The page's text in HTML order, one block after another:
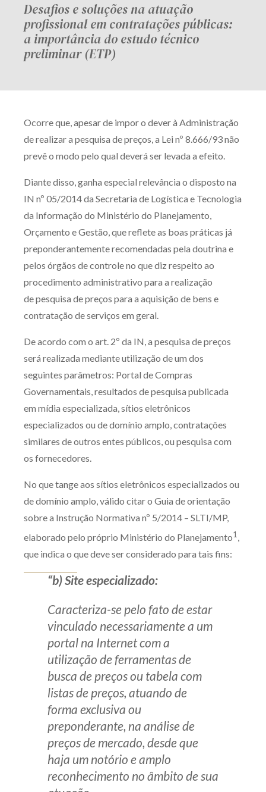
Desafios e soluções na atuação
profissional em contratações públicas:
a importância do estudo técnico
preliminar (ETP)
Ocorre que, apesar de impor o dever à Administração
de realizar a pesquisa de preços, a Lei nº 8.666/93 não
prevê o modo pelo qual deverá ser levada a efeito.
Diante disso, ganha especial relevância o disposto na
IN nº 05/2014 da Secretaria de Logística e Tecnologia
da Informação do Ministério do Planejamento,
Orçamento e Gestão, que reflete as boas práticas já
preponderantemente recomendadas pela doutrina e
pelos órgãos de controle no que diz respeito ao
procedimento administrativo para a realização
de pesquisa de preços para a aquisição de bens e
contratação de serviços em geral.
De acordo com o art. 2º da IN, a pesquisa de preços
será realizada mediante utilização de um dos
seguintes parâmetros: Portal de Compras
Governamentais, resultados de pesquisa publicada
em mídia especializada, sítios eletrônicos
especializados ou de domínio amplo, contratações
similares de outros entes públicos, ou pesquisa com
os fornecedores.
No que tange aos sítios eletrônicos especializados ou
de domínio amplo, válido citar o Guia de orientação
sobre a Instrução Normativa nº 5/2014 – SLTI/MP,
elaborado pelo próprio Ministério do Planejamento1 ,
que indica o que deve ser considerado para tais fins:
“b) Site especializado:
Caracteriza-se pelo fato de estar
vinculado necessariamente a um
portal na Internet com a
utilização de ferramentas de
busca de preços ou tabela com
listas de preços, atuando de
forma exclusiva ou
preponderante, na análise de
preços de mercado, desde que
haja um notório e amplo
reconhecimento no âmbito de sua